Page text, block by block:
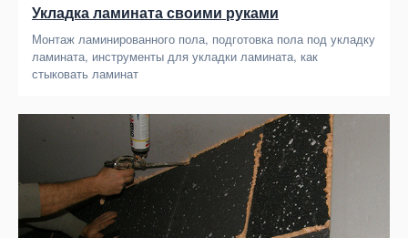
Укладка ламината своими руками
Монтаж ламинированного пола, подготовка пола под укладку
ламината, инструменты для укладки ламината, как
стыковать ламинат